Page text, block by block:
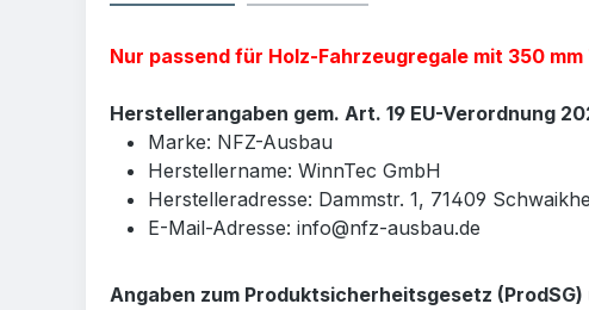
Nur passend für Holz-Fahrzeugregale mit 350
Herstellerangaben gem. Art. 19 EU-Verordnung
Marke: NFZ-Ausbau
Herstellername: WinnTec GmbH
Herstelleradresse: Dammstr. 1, 71409
E-Mail-Adresse: info@nfz-ausbau.de
Angaben zum Produktsicherheitsgesetz